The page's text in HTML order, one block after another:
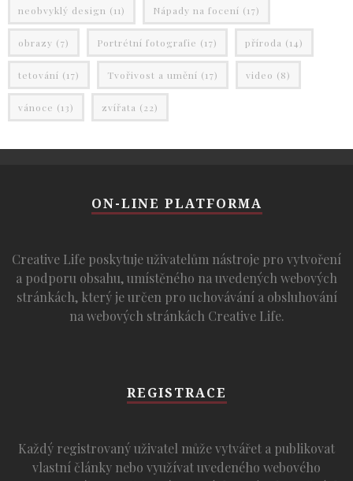
neobvyklý design (11) Nápady na focení (17)
obrazy (7) Portrétní fotografie (17) příroda (14)
tetování (17) Tvořivost a umění (17) video (8)
vánoce (13) zvířata (22)
ON-LINE PLATFORMA
Creative Life poskytuje uživatelům nástroje pro vytvoření
a podporu obsahu, umístěného na uvedených webových
stránkách, který je určen pro uchovávání a obsluhování
na webových stránkách Creative Life.
REGISTRACE
Každý registrovaný uživatel může vytvářet a publikovat
vlastní články nebo využívat uvedeného webového